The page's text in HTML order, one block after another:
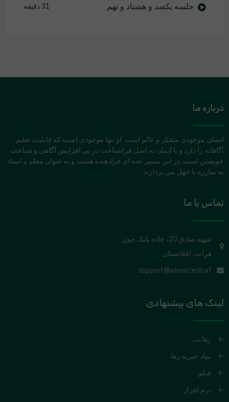
جلسه یکصد و هشتاد و نهم 31 دقیقه
درباره ما
انسان موجودی متفکر و عالم است. او تنها موجودی است که قابلیت تعلیم
آگاهانه را دارد و با ایمان به اصل فراشناخت در پی افزایش آگاهی و شناخت
خویشتن است. در این مسیر عده ای فرادهنده هستند و به عنوان معلم و استاد
به مبارزه با جهل می پردازند.
تماس با ما
شهید صادق 20، جاده بانک خون
هرات، افغانستان
support@amoozesh.af
لینک های پیشنهادی
رهانت
بنیاد خیریه رها
فیلم
نرم افزار